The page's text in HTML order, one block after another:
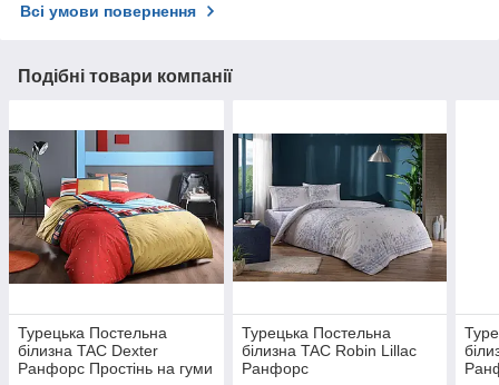
Всі умови повернення
Подібні товари компанії
Турецька Постельна
білизна TAC Dexter
Ранфорс Простінь на гуми
Турецька Постельна
білизна TAC Robin Lillac
Ранфорс